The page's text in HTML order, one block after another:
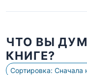
ЧТО ВЫ
КНИГЕ?
Сортировка: